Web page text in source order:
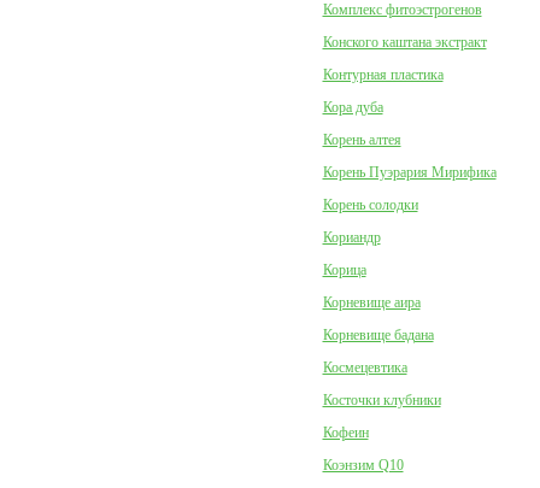
Комплекс фитоэстрогенов
Конского каштана экстракт
Контурная пластика
Кора дуба
Корень алтея
Корень Пуэрария Мирифика
Корень солодки
Кориандр
Корица
Корневище аира
Корневище бадана
Космецевтика
Косточки клубники
Кофеин
Коэнзим Q10